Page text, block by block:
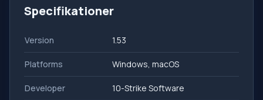
Specifikationer
Version 1.53
Platforms Windows, macOS
Developer 10-Strike Software